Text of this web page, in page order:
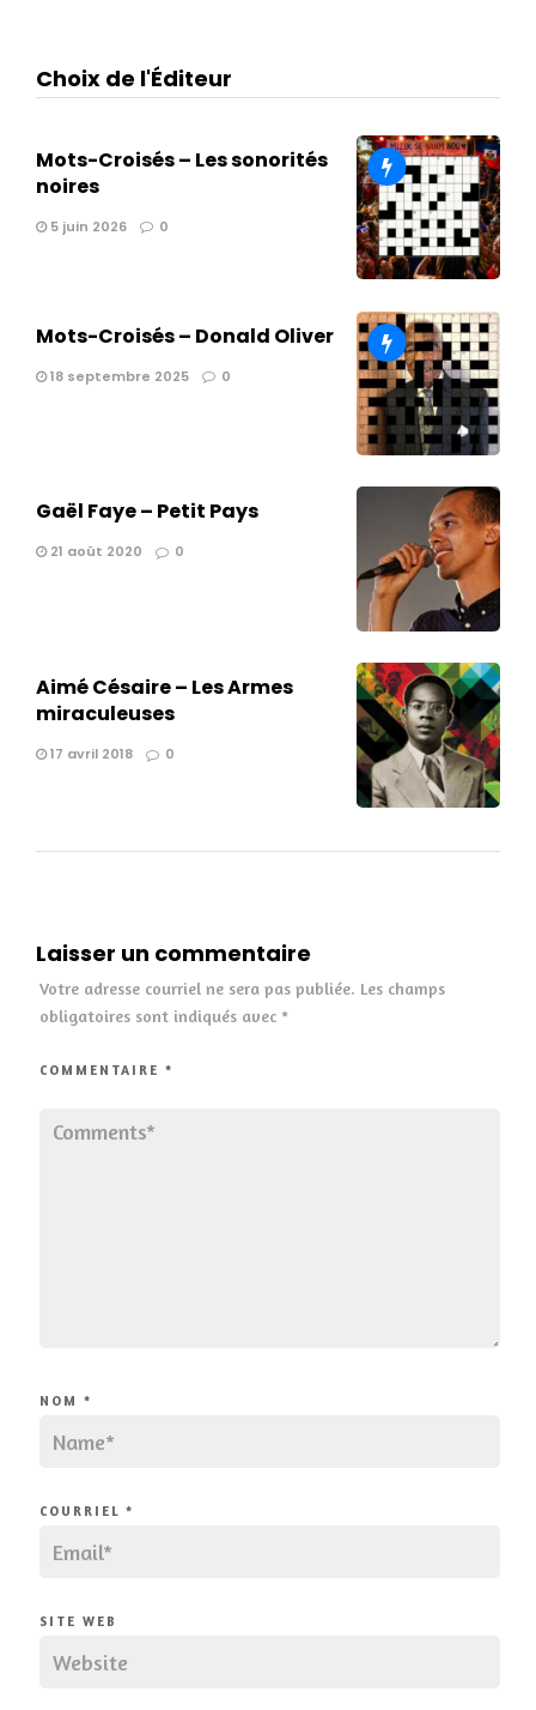
Choix de l'Éditeur
Mots-Croisés – Les sonorités
noires
5 juin 2026 0
Mots-Croisés – Donald Oliver
18 septembre 2025 0
Gaël Faye – Petit Pays
21 août 2020 0
Aimé Césaire – Les Armes
miraculeuses
17 avril 2018 0
Laisser un commentaire
Votre adresse courriel ne sera pas publiée. Les champs
obligatoires sont indiqués avec *
COMMENTAIRE *
NOM *
COURRIEL *
SITE WEB